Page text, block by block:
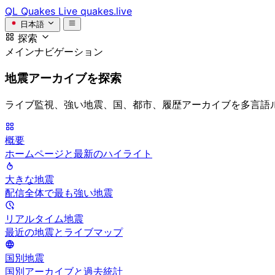
QL Quakes Live quakes.live
日本語
探索
メインナビゲーション
地震アーカイブを探索
ライブ監視、強い地震、国、都市、履歴アーカイブを多言語
概要
ホームページと最新のハイライト
大きな地震
配信全体で最も強い地震
リアルタイム地震
最近の地震とライブマップ
国別地震
国別アーカイブと過去統計